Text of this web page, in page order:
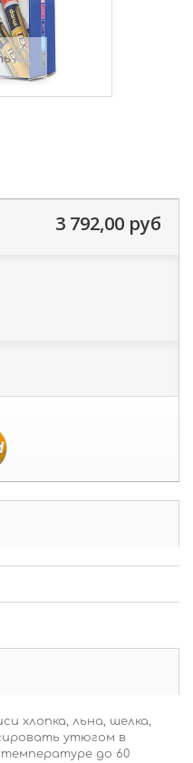
3 792,00 руб
хлопка, льна, шелка,
утюгом в
до 60